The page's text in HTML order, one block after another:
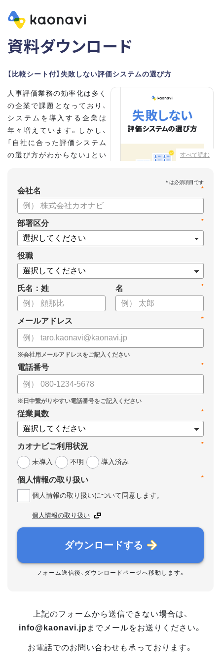
資料ダウンロード
【比較シート付】失敗しない評価システムの選び方
すべて読む
人事評価業務の効率化は多く
の企業で課題となっており、
システムを導入する企業は
年々増えています。しかし、
「自社に合った評価システム
の選び方がわからない」とい
こちらの資料では、
・人事評価システムが必要な企業の特徴
・導入検討に必要な3つの視点
・7つの選定ポイント
についてまとめましたので、ぜひお役立てください。
*
会社名
*
部署区分
役職
氏名：姓 *
名
*
メールアドレス
*
電話番号
*
従業員数
*
カオナビご利用状況
未導入
不明 導入済み
*
個人情報の取り扱い
個人情報の取り扱いについて同意します。
個人情報の取り扱い
ダウンロードする
フォーム送信後、ダウンロードページへ移動します。
上記のフォームから送信できない場合は、
info@kaonavi.jp までメールをお送りください。
お電話でのお問い合わせも承っております。